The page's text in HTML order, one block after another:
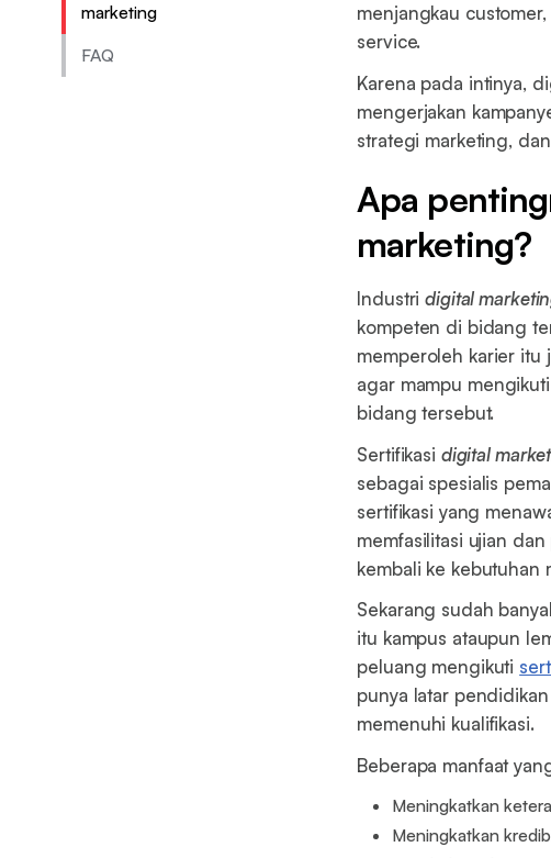
marketing
FAQ
menjangkau
service.
Karena pada intinya,
mengerjakan
strategi marketing,
Apa
marketing?
Industridigital
kompeten di bidang
memperoleh karier itu
agar mampu
bidang tersebut.
Sertifikasi digital
sebagai spesialis
sertifikasi yang
memfasilitasi ujian
kembali ke kebutuhan
Sekarang sudah
itu kampus ataupun
peluang mengikuti
punya latar
memenuhi kualifikasi.
Beberapa manfaat
Meningkatkan
Meningkatkan